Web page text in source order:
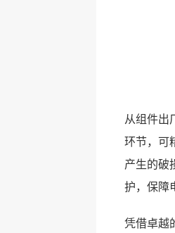
从组件出
环节，可
产生的破
护，保障
凭借卓越